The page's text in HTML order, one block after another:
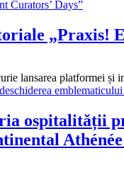
„Praxis!
lansarea platformei
ospitalității